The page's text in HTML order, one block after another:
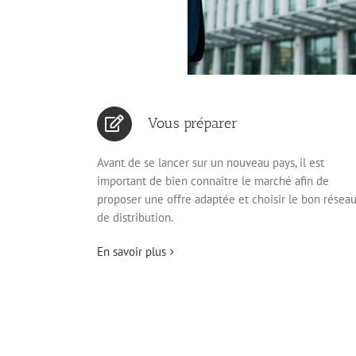
Vous préparer
Avant de se lancer sur un nouveau pays, il est
important de bien connaître le marché afin de
proposer une offre adaptée et choisir le bon réseau
de distribution.
En savoir plus